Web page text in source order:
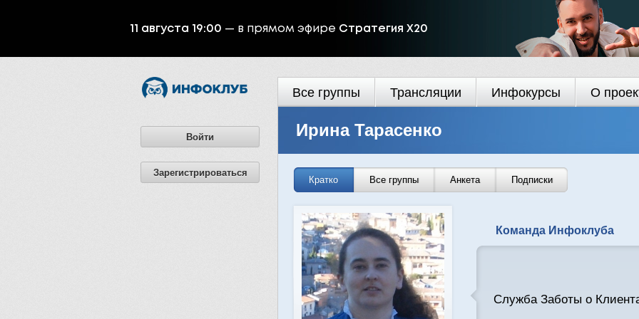
11 августа 19:00 — в прямом эфире Стратегия Х20
Войти
Зарегистрироваться
Все группы Трансляции Инфокурсы О
Ирина Тарасенко
Кратко Все группы Анкета Подписки
Команда Инфоклуба
Служба Заботы о